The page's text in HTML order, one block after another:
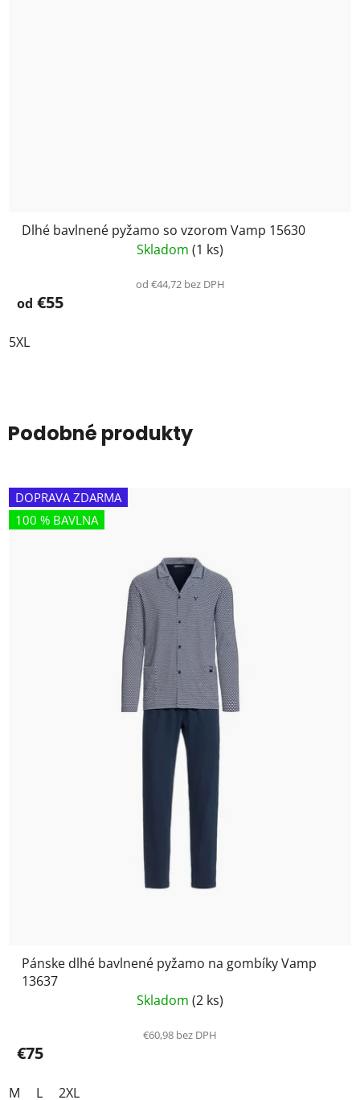
Dlhé bavlnené pyžamo so vzorom Vamp 15630
Skladom (1 ks)
od €44,72 bez DPH
od €55
5XL
Podobné produkty
DOPRAVA ZDARMA
100 % BAVLNA
Pánske dlhé bavlnené pyžamo na gombíky Vamp
13637
Skladom (2 ks)
€60,98 bez DPH
€75
M L 2XL